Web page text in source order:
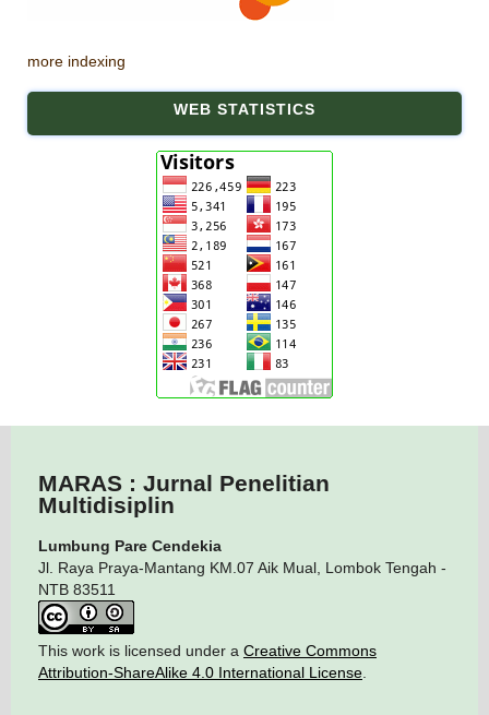
more indexing
WEB STATISTICS
MARAS : Jurnal Penelitian
Multidisiplin
Lumbung Pare Cendekia
Jl. Raya Praya-Mantang KM.07 Aik Mual, Lombok Tengah -
NTB 83511
This work is licensed under a Creative Commons
Attribution-ShareAlike 4.0 International License.